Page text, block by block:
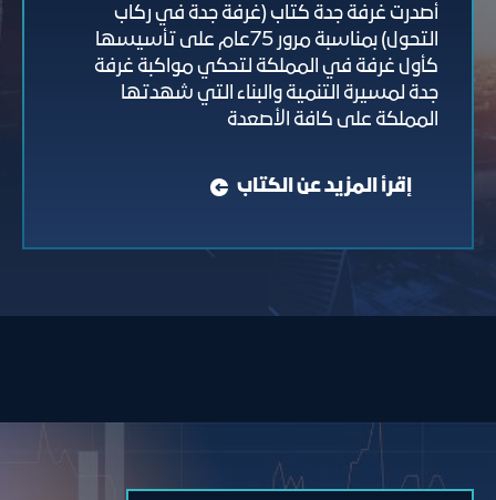
أصدرت غرفة جدة كتاب (غرفة جدة في ركاب
التحول) بمناسبة مرور 75عام على تأسيسها
كأول غرفة في المملكة لتحكي مواكبة غرفة
جدة لمسيرة التنمية والبناء التي شهدتها
المملكة على كافة الأصعدة
إقرأ المزيد عن الكتاب